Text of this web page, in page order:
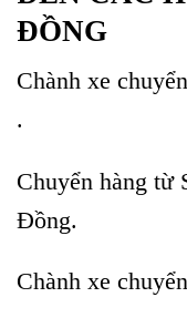
ĐỒNG
Chành xe
.
Chuyển hàng từ
Đồng.
Chành xe